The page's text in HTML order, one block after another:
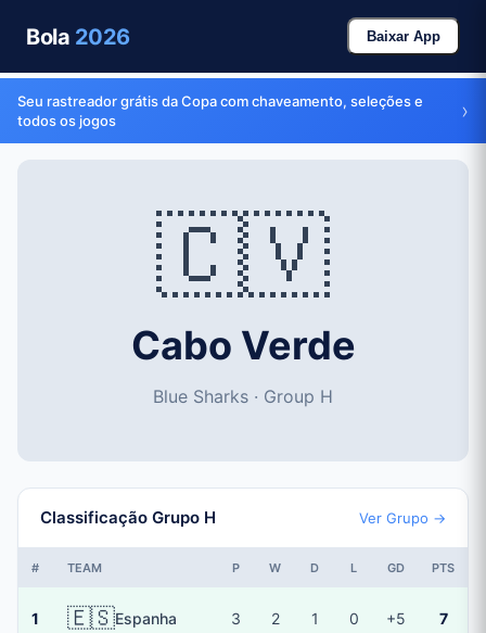
Bola 2026 Baixar App
Seu rastreador grátis da Copa com chaveamento, seleções e
todos os jogos
›
🇨🇻
Cabo Verde
Blue Sharks · Group H
Classificação Grupo H Ver Grupo →
# TEAM P W D L GD PTS
1 🇪🇸Espanha 3 2 1 0 +5 7